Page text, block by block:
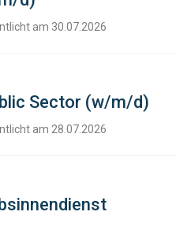
am 30.07.2026
Sector (w/m/d)
am 28.07.2026